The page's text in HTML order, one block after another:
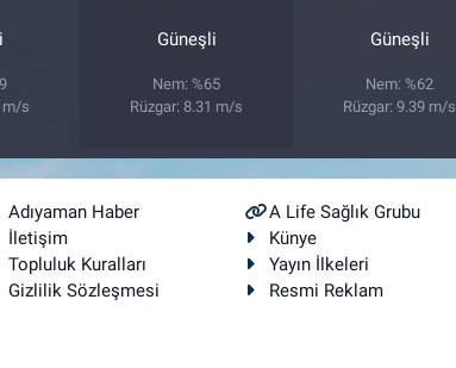
m/s
Güneşli
Nem: %65
Rüzgar: 8.31 m/s
Güneşli
Nem: %62
Rüzgar: 9.39 m/s
Adıyaman Haber
A Life Sağlık Grubu
İletişim
Künye
Topluluk Kuralları
Yayın İlkeleri
Gizlilik Sözleşmesi
Resmi Reklam